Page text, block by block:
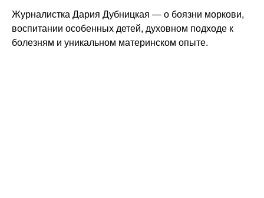
Журналистка Дария Дубницкая — о боязни моркови,
воспитании особенных детей, духовном подходе к
болезням и уникальном материнском опыте.